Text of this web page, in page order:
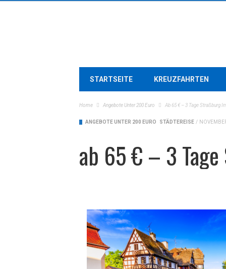
STARTSEITE KREUZFAHRTEN
Home Angebote Unter 200 Euro Ab 65 € – 3 Tage Straßburg
ANGEBOTE UNTER 200 EURO STÄDTEREISE /
ab 65 € – 3